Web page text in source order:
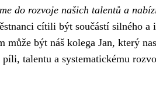
do rozvoje našich talentů a
cítili být součástí silného
může být náš kolega Jan, který
talentu a systematickému